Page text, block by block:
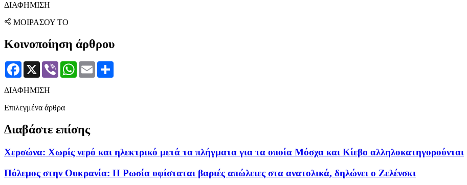
ΔΙΑΦΗΜΙΣΗ
ΜΟΙΡΑΣΟΥ ΤΟ
Κοινοποίηση άρθρου
Facebook
X Viber WhatsApp
Email
ΔΙΑΦΗΜΙΣΗ
Επιλεγμένα άρθρα
Διαβάστε επίσης
Χερσώνα: Χωρίς νερό και ηλεκτρικό μετά τα πλήγματα για τα οποία Μόσχα και Κίεβο αλληλοκατηγορούνται
Πόλεμος στην Ουκρανία: Η Ρωσία υφίσταται βαριές απώλειες στα ανατολικά, δηλώνει ο Ζελένσκι